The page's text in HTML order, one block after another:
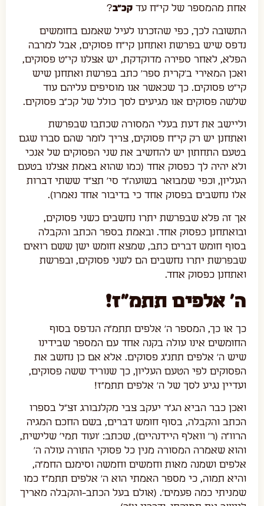
אחת מהמספר של קי"ח עד קכ"ב?
התשובה לכך, כפי שהזכרנו לעיל שאמנם בחומשים
נדפס שיש בפרשת ואתחנן קי"ח פסוקים, אבל למרבה
הפלא, לאחר ספירה מדוקדקת, יש אצלנו קי"ט פסוקים,
ואכן המאירי ב'קרית ספר' כתב בפרשת ואתחנן שיש
קי"ט פסוקים. כך שכאשר אנו מוסיפים עליהם עוד
שלשה פסוקים אנו מגיעים לסך כולל של קכ"ב פסוקים.
וליישב את דעת בעלי המסורה שכתבו שבפרשת
ואתחנן יש רק קי"ח פסוקים, צריך לומר שהם סברו שגם
בטעם התחתון יש להחשיב את שני הפסוקים של אנכי
ולא יהיה לך כפסוק אחד (כמו שהוא באמת אצלנו בטעם
העליון, וכפי שמבואר בשועה"ר סי' תצ"ד ששתי דברות
אלו נחשבים בפסוק אחד כי בדיבור אחד נאמרו).
אך זה פלא שבפרשת יתרו נחשבים כשני פסוקים,
ובואתחנן כפסוק אחד. ובאמת בספר הכתב והקבלה
בסוף חומש דברים כתב, שמצא חומש ישן ששם רואים
שבפרשת יתרו נחשבים הם לשני פסוקים, ובפרשת
ואתחנן כפסוק אחד.
ה' אלפים תתמ"ז!
כך או כך, המספר ה' אלפים תתמ"ה הנדפס בסוף
החומשים אינו עולה בקנה אחד עם המספר שבידינו
שיש ה' אלפים תתנ"ג פסוקים. אלא אם כן נחשב את
הפסוקים לפי הטעם העליון, כך שנוריד ששה פסוקים,
ועדיין נגיע לסך של ה' אלפים תתמ"ז!
ואכן כבר הביא הג"ר יעקב צבי מקלנבורג זצ"ל בספרו
הכתב והקבלה, בסוף חומש דברים, בשם החכם המגיה
הרוו"ה (ר' וואלף היידנהיים), שכתב: 'ועוד תמי' שלישית,
והוא שאמרה המסורה מנין כל פסוקי התורה עולה ה'
אלפים ושמנה מאות וחמשים וחמשה וסימנם החמ"ה,
והיא תמוה, כי מספר האמתי הוא ה' אלפים תתמ"ז כמו
שמניתי כמה פעמים'. (אולם בעל הכתב-והקבלה מאריך